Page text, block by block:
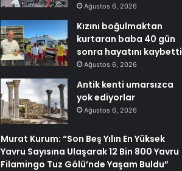
Ağustos 6, 2026
Kızını boğulmaktan
kurtaran baba 40 gün
sonra hayatını kaybetti
Ağustos 6, 2026
Antik kenti umarsızca
yok ediyorlar
Ağustos 6, 2026
Murat Kurum: “Son Beş Yılın En Yüksek
Yavru Sayısına Ulaşarak 12 Bin 800 Yavru
Filamingo Tuz Gölü’nde Yaşam Buldu”